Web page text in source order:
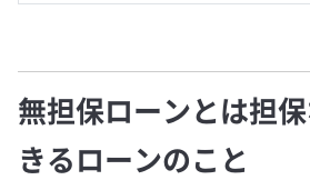
無担保ローンとは担
きるローンのこと